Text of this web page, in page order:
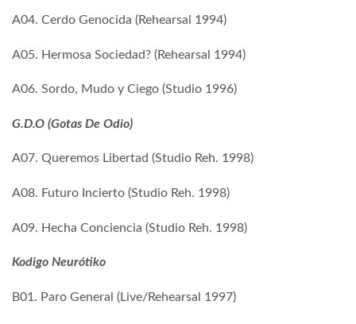
A04. Cerdo Genocida (Rehearsal 1994)
A05. Hermosa Sociedad? (Rehearsal 1994)
A06. Sordo, Mudo y Ciego (Studio 1996)
G.D.O (Gotas De Odio)
A07. Queremos Libertad (Studio Reh. 1998)
A08. Futuro Incierto (Studio Reh. 1998)
A09. Hecha Conciencia (Studio Reh. 1998)
Kodigo Neurótiko
B01. Paro General (Live/Rehearsal 1997)